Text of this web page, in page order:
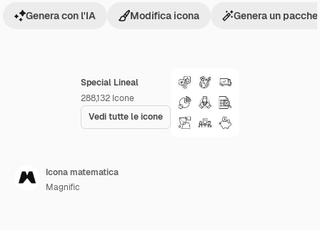
Special Lineal
288,132 Icone
Vedi tutte le icone
Genera con l'IA Modifica icona Genera un
Icona matematica
Magnific